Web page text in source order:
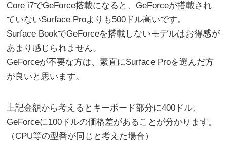
Core i7でGeForce搭載になると、GeForceが搭載され
ていないSurface Proよりも500ドル高いです。
Surface BookでGeForceを搭載しないモデルはお得感が
あまり感じられません。
GeForceが不要な方は、素直にSurface Proを選んだ方
が良いと思います。
上記金額から考えるとキーボード部分に400ドル、
GeForceに100ドルの価格差があることが分かります。
（CPU等の型番が同じと考えた場合）